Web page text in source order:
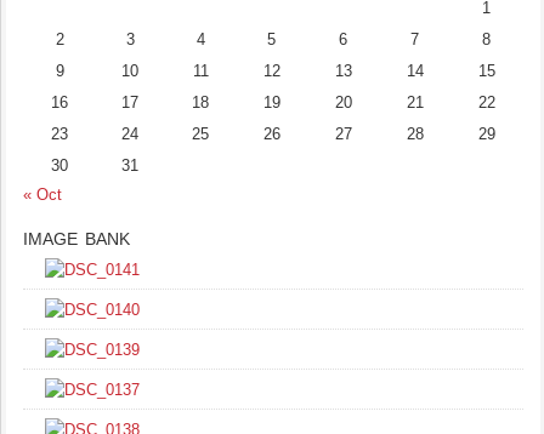
1
2
3 4 5 6 7
8
9
10 11 12 13 14
15
16
17 18 19 20 21
22
23
24 25 26 27 28
29
30
31
« Oct
IMAGE BANK